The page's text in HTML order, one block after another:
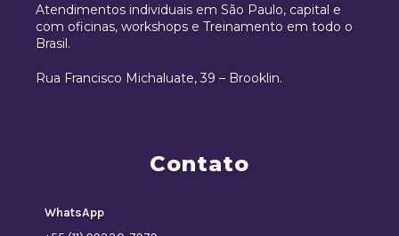
Atendimentos individuais em São Paulo, capital e
com oficinas, workshops e Treinamento em todo o
Brasil.
Rua Francisco Michaluate, 39 – Brooklin.
Contato
WhatsApp